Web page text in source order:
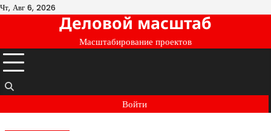
Перейти
Чт, Авг 6, 2026
Деловой масштаб
Масштабирование проектов
Войти